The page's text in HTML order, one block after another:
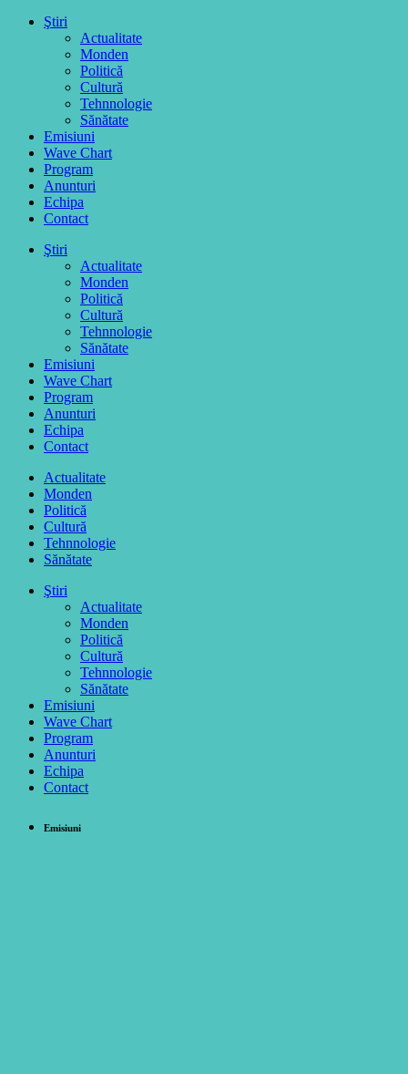
Ştiri
Actualitate
Monden
Politică
Cultură
Tehnnologie
Sănătate
Emisiuni
Wave Chart
Program
Anunturi
Echipa
Contact
Ştiri
Actualitate
Monden
Politică
Cultură
Tehnnologie
Sănătate
Emisiuni
Wave Chart
Program
Anunturi
Echipa
Contact
Actualitate
Monden
Politică
Cultură
Tehnnologie
Sănătate
Ştiri
Actualitate
Monden
Politică
Cultură
Tehnnologie
Sănătate
Emisiuni
Wave Chart
Program
Anunturi
Echipa
Contact
Emisiuni